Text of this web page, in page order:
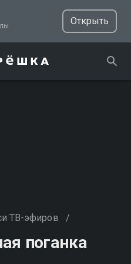
Открыть
ТВ-эфиров /
поганка